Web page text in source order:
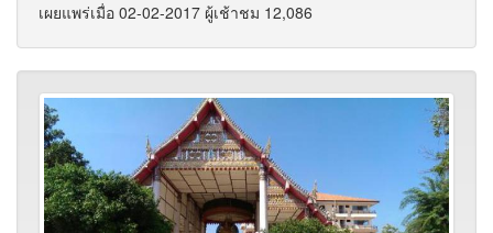
เผยแพร่เมื่อ 02-02-2017 ผู้เช้าชม 12,086